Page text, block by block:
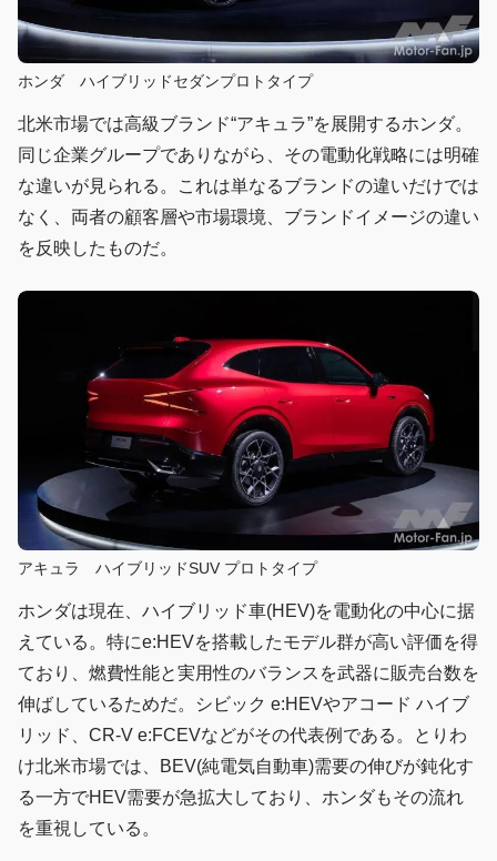
ホンダ ハイブリッドセダンプロトタイプ
北米市場では高級ブランド“アキュラ”を展開するホンダ。
同じ企業グループでありながら、その電動化戦略には明確
な違いが見られる。これは単なるブランドの違いだけでは
なく、両者の顧客層や市場環境、ブランドイメージの違い
を反映したものだ。
アキュラ ハイブリッドSUV プロトタイプ
ホンダは現在、ハイブリッド車(HEV)を電動化の中心に据
えている。特にe:HEVを搭載したモデル群が高い評価を得
ており、燃費性能と実用性のバランスを武器に販売台数を
伸ばしているためだ。シビック e:HEVやアコード ハイブ
リッド、CR-V e:FCEVなどがその代表例である。とりわ
け北米市場では、BEV(純電気自動車)需要の伸びが鈍化す
る一方でHEV需要が急拡大しており、ホンダもその流れ
を重視している。